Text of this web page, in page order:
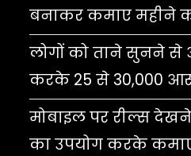
बनाकर कमाए महीने
लोगों को ताने सुनने से
करके 25 से 30,000
मोबाइल पर रील्स
का उपयोग करके कमाए